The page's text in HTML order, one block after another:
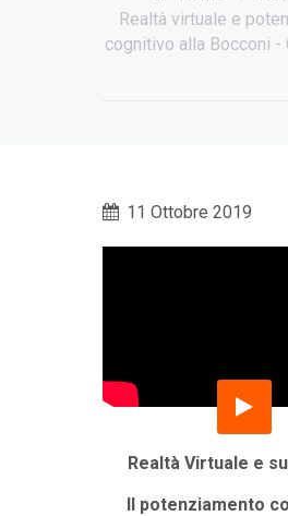
Realtà virtuale e
cognitivo alla Bocconi -
11 Ottobre 2019
Realtà Virtuale e
Il potenziamento